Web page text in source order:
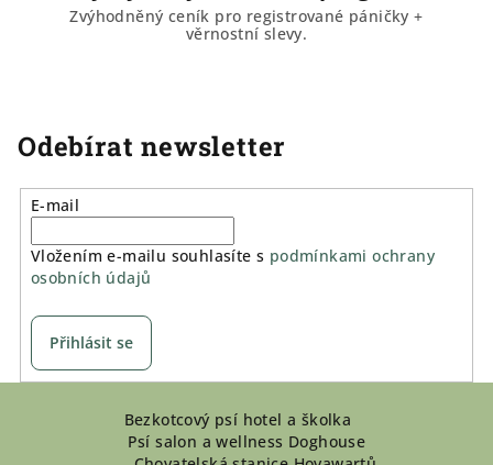
Zvýhodněný ceník pro registrované páničky +
věrnostní slevy.
Odebírat newsletter
E-mail
Vložením e-mailu souhlasíte s podmínkami ochrany
osobních údajů
Přihlásit se
Bezkotcový psí hotel a školka
Psí salon a wellness Doghouse